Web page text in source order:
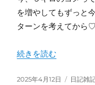
を増やしてもずっと
ターンを考えてから♡
“コメ不足だから耕作
続きを読む
投
2025年4月12日
カ
日記雑